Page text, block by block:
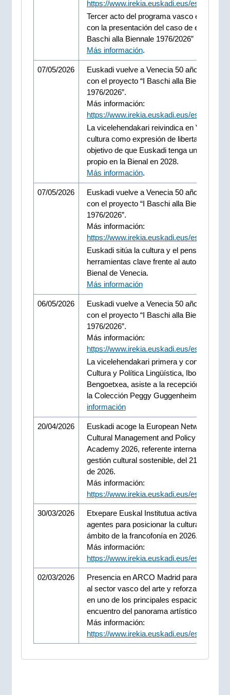
https://www.irekia.euskadi.eus/es/news/
Tercer acto del programa vasco en la
con la presentación del caso de estudio “I
Baschi alla Biennale 1976/2026”
Más información.
07/05/2026
Euskadi vuelve a Venecia 50 años
con el proyecto “I Baschi alla Biennale
1976/2026”.
Más información:
https://www.irekia.euskadi.eus/es/news/
La vicelehendakari reivindica en Venecia la
cultura como expresión de libertad y
objetivo de que Euskadi tenga un espacio
propio en la Bienal en 2028.
Más información.
07/05/2026
Euskadi vuelve a Venecia 50 años
con el proyecto “I Baschi alla Biennale
1976/2026”.
Más información:
https://www.irekia.euskadi.eus/es/news/
Euskadi sitúa la cultura y el pensamiento
herramientas clave frente al autoritarismo
Bienal de Venecia.
Más información
06/05/2026
Euskadi vuelve a Venecia 50 años
con el proyecto “I Baschi alla Biennale
1976/2026”.
Más información:
https://www.irekia.euskadi.eus/es/news/
La vicelehendakari primera y consejera de
Cultura y Política Lingüística, Ibone
Bengoetxea, asiste a la recepción
la Colección Peggy Guggenheim.
información
20/04/2026
Euskadi acoge la European Network on
Cultural Management and Policy
Academy 2026, referente internacional en
gestión cultural sostenible, del 21 al 24 de
de 2026.
Más información:
https://www.irekia.euskadi.eus/es/news/
30/03/2026
Etxepare Euskal Institutua activa una red
agentes para posicionar la cultura vasca
ámbito de la francofonía en 2026.
Más información:
https://www.irekia.euskadi.eus/es/news/
02/03/2026
Presencia en ARCO Madrid para para
al sector vasco del arte y reforzar su
en uno de los principales espacios de
encuentro del panorama artístico
Más información:
https://www.irekia.euskadi.eus/es/news/